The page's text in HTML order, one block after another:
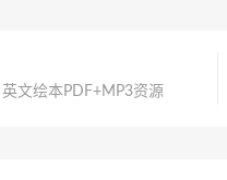
文绘本PDF+MP3资源